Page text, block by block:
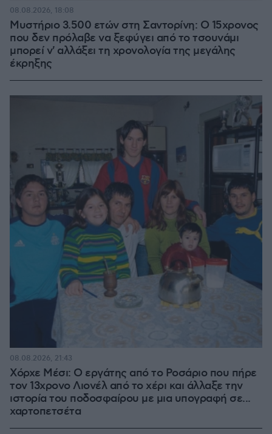
Μυστήριο 3.500 ετών στη Σαντορίνη: Ο 15χρονος
που δεν πρόλαβε να ξεφύγει από το τσουνάμι
μπορεί ν' αλλάξει τη χρονολογία της μεγάλης
έκρηξης
08.08.2026, 18:08
Χόρχε Μέσι: Ο εργάτης από το Ροσάριο που πήρε
τον 13χρονο Λιονέλ από το χέρι και άλλαξε την
ιστορία του ποδοσφαίρου με μια υπογραφή σε...
χαρτοπετσέτα
08.08.2026, 21:43